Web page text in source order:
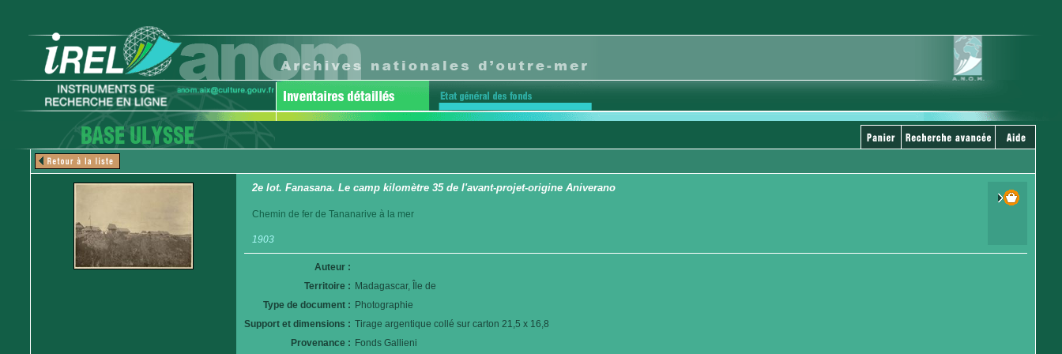
2e lot. Fanasana. Le camp kilomètre 35 de l'avant-projet-origine Aniverano
Chemin de fer de Tananarive à la mer
1903
Auteur :
Territoire : Madagascar, Île de
Type de document : Photographie
Support et dimensions : Tirage argentique collé sur carton 21,5 x 16,8
Provenance : Fonds Gallieni